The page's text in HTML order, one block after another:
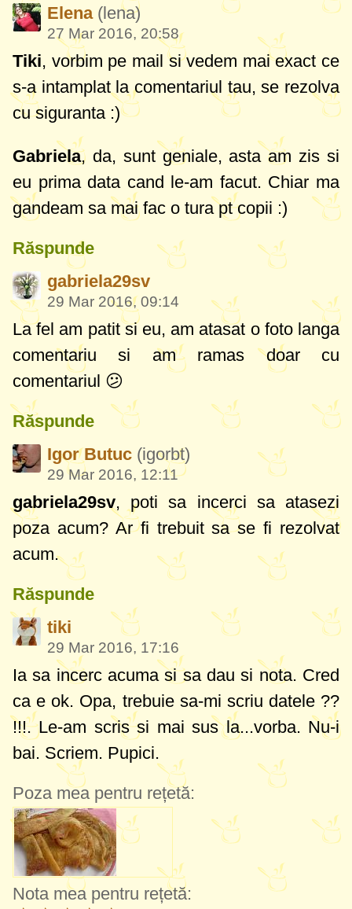
Elena (lena)
27 Mar 2016, 20:58
Tiki, vorbim pe mail si vedem mai exact ce
s-a intamplat la comentariul tau, se rezolva
cu siguranta :)
Gabriela, da, sunt geniale, asta am zis si
eu prima data cand le-am facut. Chiar ma
gandeam sa mai fac o tura pt copii :)
Răspunde
gabriela29sv
29 Mar 2016, 09:14
La fel am patit si eu, am atasat o foto langa
comentariu si am ramas doar cu
comentariul 😕
Răspunde
Igor Butuc (igorbt)
29 Mar 2016, 12:11
gabriela29sv, poti sa incerci sa atasezi
poza acum? Ar fi trebuit sa se fi rezolvat
acum.
Răspunde
tiki
29 Mar 2016, 17:16
Ia sa incerc acuma si sa dau si nota. Cred
ca e ok. Opa, trebuie sa-mi scriu datele ??
!!!. Le-am scris si mai sus la...vorba. Nu-i
bai. Scriem. Pupici.
Poza mea pentru rețetă:
Nota mea pentru rețetă: